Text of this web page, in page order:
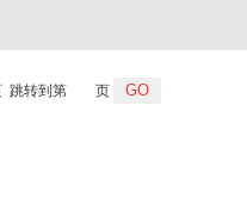
跳转到第 页